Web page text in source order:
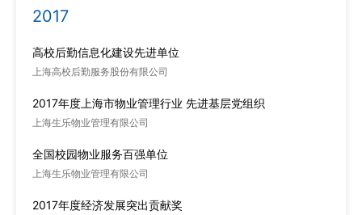
2017
高校后勤信息化建设先进单位
上海高校后勤服务股份有限公司
2017年度上海市物业管理行业 先进基层党组织
上海生乐物业管理有限公司
全国校园物业服务百强单位
上海生乐物业管理有限公司
2017年度经济发展突出贡献奖